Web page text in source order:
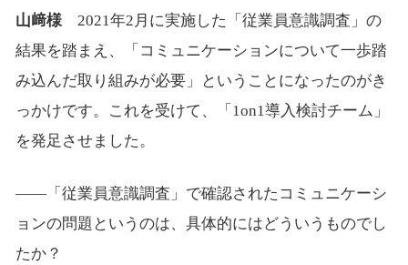
山﨑様2021年2月に実施した「従業員意識調査」の
結果を踏まえ、「コミュニケーションについて一歩踏
み込んだ取り組みが必要」ということになったのがき
っかけです。これを受けて、「1on1導入検討チーム」
を発足させました。
――「従業員意識調査」で確認されたコミュニケーシ
ョンの問題というのは、具体的にはどういうものでし
たか？